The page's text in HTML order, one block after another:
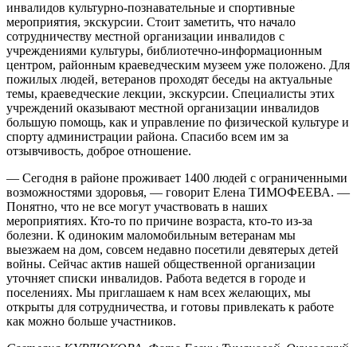
инвалидов культурно-познавательные и спортивные
мероприятия, экскурсии. Стоит заметить, что начало
сотрудничеству местной организации инвалидов с
учреждениями культуры, библиотечно-информационным
центром, районным краеведческим музеем уже положено. Для
пожилых людей, ветеранов проходят беседы на актуальные
темы, краеведческие лекции, экскурсии. Специалисты этих
учреждений оказывают местной организации инвалидов
большую помощь, как и управление по физической культуре и
спорту администрации района. Спасибо всем им за
отзывчивость, доброе отношение.
— Сегодня в районе проживает 1400 людей с ограниченными
возможностями здоровья, — говорит Елена ТИМОФЕЕВА. —
Понятно, что не все могут участвовать в наших
мероприятиях. Кто-то по причине возраста, кто-то из-за
болезни. К одиноким маломобильным ветеранам мы
выезжаем на дом, совсем недавно посетили девятерых детей
войны. Сейчас актив нашей общественной организации
уточняет списки инвалидов. Работа ведется в городе и
поселениях. Мы приглашаем к нам всех желающих, мы
открыты для сотрудничества, и готовы привлекать к работе
как можно больше участников.